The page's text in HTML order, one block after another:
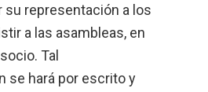
su representación a los
a las asambleas, en
Tal
se hará por escrito y